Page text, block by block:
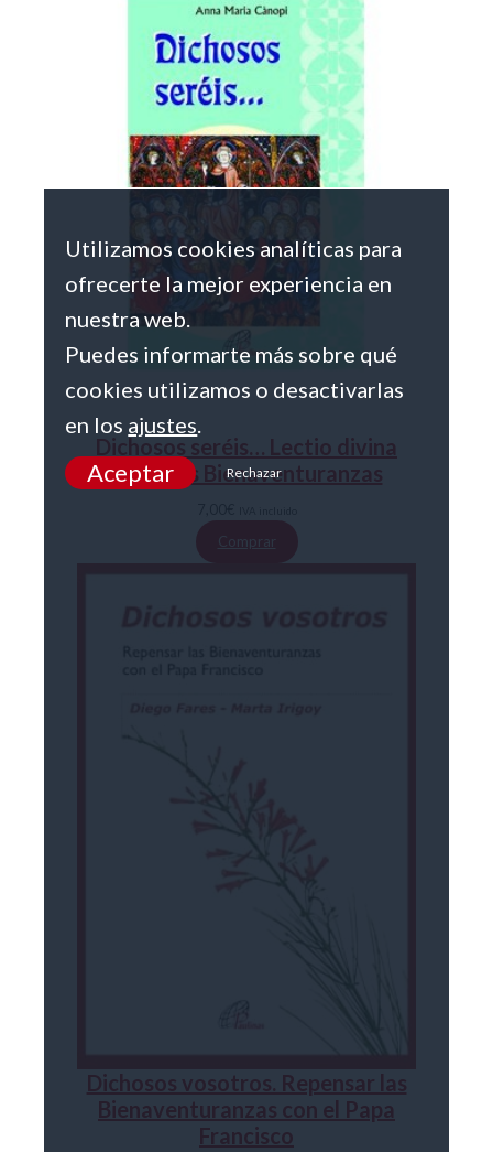
Dichosos seréis… Lectio divina
sobre las Bienaventuranzas
Comprar
Dichosos vosotros. Repensar las
Bienaventuranzas con el Papa
Francisco
Utilizamos cookies analíticas para
ofrecerte la mejor experiencia en
nuestra web.
Puedes informarte más sobre qué
cookies utilizamos o desactivarlas
en los ajustes.
Aceptar Rechazar